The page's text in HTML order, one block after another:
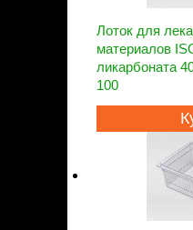
Лоток для
материалов
ликарбоната
100